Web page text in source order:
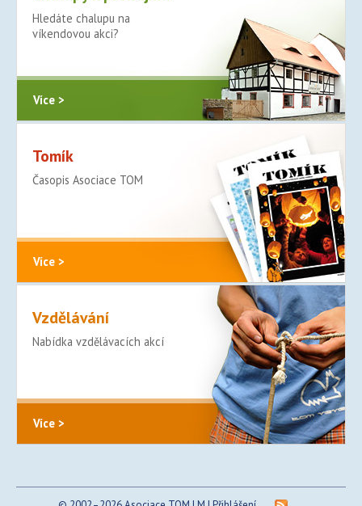
Hledáte chalupu na
víkendovou akci?
Více >
Tomík
Časopis Asociace TOM
Více >
Vzdělávání
Nabídka vzdělávacích akcí
Více >